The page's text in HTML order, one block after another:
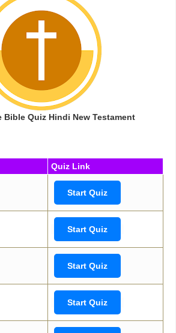
Bible Quiz Hindi New Testament
Quiz Link
Start Quiz
Start Quiz
Start Quiz
Start Quiz